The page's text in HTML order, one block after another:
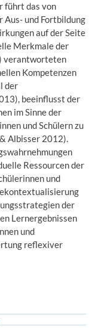
führt das von
Aus- und Fortbildung
auf der Seite
Merkmale der
verantworteten
Kompetenzen
der
beeinflusst der
im Sinne der
und Schülern zu
Albisser 2012).
Ressourcen der
und
der
Lernergebnissen
und
reflexiver